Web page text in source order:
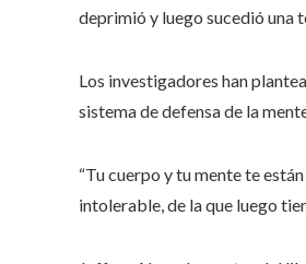
deprimió y luego sucedió una
Los investigadores han
sistema de defensa de la
“Tu cuerpo y tu mente te
intolerable, de la que luego